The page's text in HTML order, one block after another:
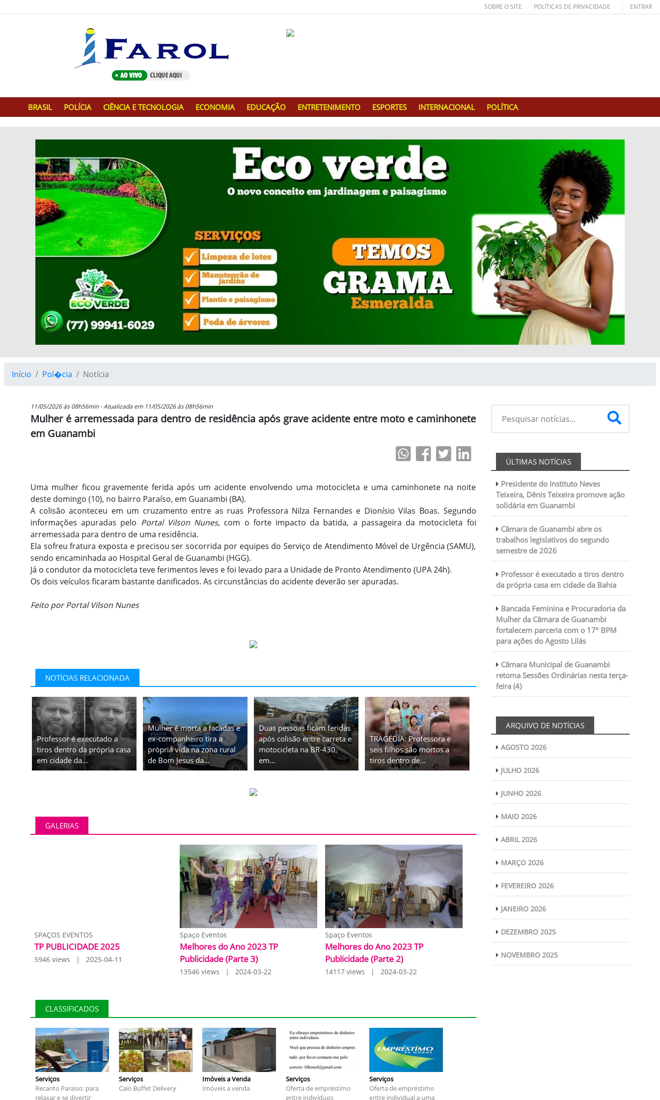
SOBRE O SITE POLÍTICAS DE PRIVACIDADE ENTRAR
BRASIL POLÍCIA CIÊNCIA E TECNOLOGIA ECONOMIA EDUCAÇÃO ENTRETENIMENTO ESPORTES INTERNACIONAL POLÍTICA
Previous Next
Início Pol�cia Notícia
11/05/2026 às 08h56min - Atualizada em 11/05/2026 às 08h56min
Mulher é arremessada para dentro de residência após grave acidente entre moto e caminhonete
em Guanambi
Uma mulher ficou gravemente ferida após um acidente envolvendo uma motocicleta e uma caminhonete na noite
deste domingo (10), no bairro Paraíso, em Guanambi (BA).
A colisão aconteceu em um cruzamento entre as ruas Professora Nilza Fernandes e Dionísio Vilas Boas. Segundo
informações apuradas pelo Portal Vilson Nunes, com o forte impacto da batida, a passageira da motocicleta foi
arremessada para dentro de uma residência.
Ela sofreu fratura exposta e precisou ser socorrida por equipes do Serviço de Atendimento Móvel de Urgência (SAMU),
sendo encaminhada ao Hospital Geral de Guanambi (HGG).
Já o condutor da motocicleta teve ferimentos leves e foi levado para a Unidade de Pronto Atendimento (UPA 24h).
Os dois veículos ficaram bastante danificados. As circunstâncias do acidente deverão ser apuradas.
Feito por Portal Vilson Nunes
NOTÍCIAS RELACIONADA
Professor é executado a
tiros dentro da própria casa
em cidade da...
Mulher é morta a facadas e
ex-companheiro tira a
própria vida na zona rural
de Bom Jesus da...
Duas pessoas ficam feridas
após colisão entre carreta e
motocicleta na BR-430,
em...
TRAGÉDIA: Professora e
seis filhos são mortos a
tiros dentro de...
GALERIAS
SPAÇOS EVENTOS
TP PUBLICIDADE 2025
5946 views | 2025-04-11
Spaço Eventos
Melhores do Ano 2023 TP
Publicidade (Parte 3)
13546 views | 2024-03-22
Spaço Eventos
Melhores do Ano 2023 TP
Publicidade (Parte 2)
14117 views | 2024-03-22
CLASSIFICADOS
Serviços
Recanto Paraiso: para
relaxar e se divertir
Serviços
Caio Buffet Delivery
Imóveis a Venda
Imóveis a venda
Serviços
Oferta de empréstimo
entre indivíduos
Serviços
Oferta de empréstimo
entre individual a uma
ÚLTIMAS NOTÍCIAS
Presidente do Instituto Neves
Teixeira, Dênis Teixeira promove ação
solidária em Guanambi
Câmara de Guanambi abre os
trabalhos legislativos do segundo
semestre de 2026
Professor é executado a tiros dentro
da própria casa em cidade da Bahia
Bancada Feminina e Procuradoria da
Mulher da Câmara de Guanambi
fortalecem parceria com o 17º BPM
para ações do Agosto Lilás
Câmara Municipal de Guanambi
retoma Sessões Ordinárias nesta terça-
feira (4)
ARQUIVO DE NOTÍCIAS
AGOSTO 2026
JULHO 2026
JUNHO 2026
MAIO 2026
ABRIL 2026
MARÇO 2026
FEVEREIRO 2026
JANEIRO 2026
DEZEMBRO 2025
NOVEMBRO 2025